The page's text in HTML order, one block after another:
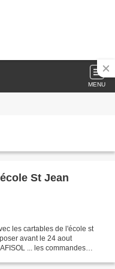
MENU
St Jean
les cartables de l'école st
avant le 24 aout
... les commandes